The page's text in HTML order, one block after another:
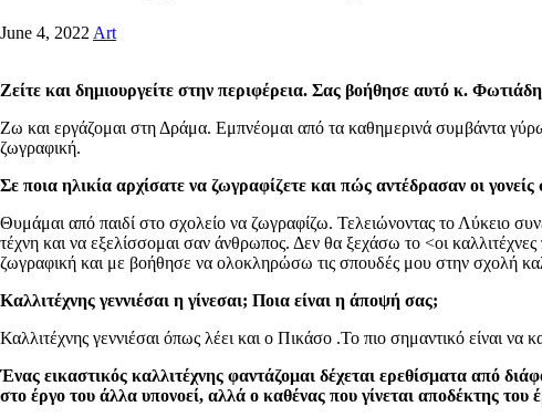
June 4, 2022 Art
Ζείτε και δημιουργείτε στην περιφέρεια. Σας βοήθησε αυτό κ.
Ζω και εργάζομαι στη Δράμα. Εμπνέομαι από τα καθημερινά συμβάντα
ζωγραφική.
Σε ποια ηλικία αρχίσατε να ζωγραφίζετε και πώς αντέδρασαν οι
Θυμάμαι από παιδί στο σχολείο να ζωγραφίζω. Τελειώνοντας το Λύκειο
τέχνη και να εξελίσσομαι σαν άνθρωπος. Δεν θα ξεχάσω το <οι
ζωγραφική και με βοήθησε να ολοκληρώσω τις σπουδές μου στην σχολή
Καλλιτέχνης γεννιέσαι η γίνεσαι; Ποια είναι η άποψή σας;
Καλλιτέχνης γεννιέσαι όπως λέει και ο Πικάσο .Το πιο σημαντικό είναι να
Ένας εικαστικός καλλιτέχνης φαντάζομαι δέχεται ερεθίσματα από
στο έργο του άλλα υπονοεί, αλλά ο καθένας που γίνεται αποδέκτης του